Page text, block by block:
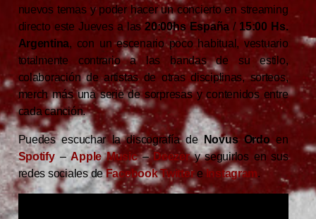
nuevos temas y poder hacer un concierto en streaming
directo este Jueves a las20:00hs España / 15:00 Hs.
Argentina, con un escenario poco habitual, vestuario
totalmente contrario a las bandas de su estilo,
colaboración de artistas de otras disciplinas, sorteos,
merch más una serie de sorpresas y contenidos entre
cada canción.
Puedes escuchar la discografía de Novus Ordoen
Spotify–Apple Music– Deezery seguirlos en sus
redes sociales deFacebook Twittere Instagram.